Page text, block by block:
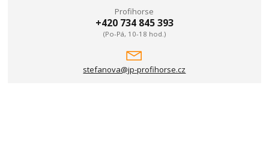
Profihorse
+420 734 845 393
(Po-Pá, 10-18 hod.)
stefanova@jp-profihorse.cz